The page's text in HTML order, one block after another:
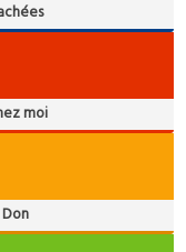
moi